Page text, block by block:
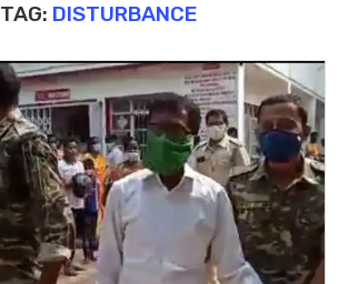
TAG: DISTURBANCE